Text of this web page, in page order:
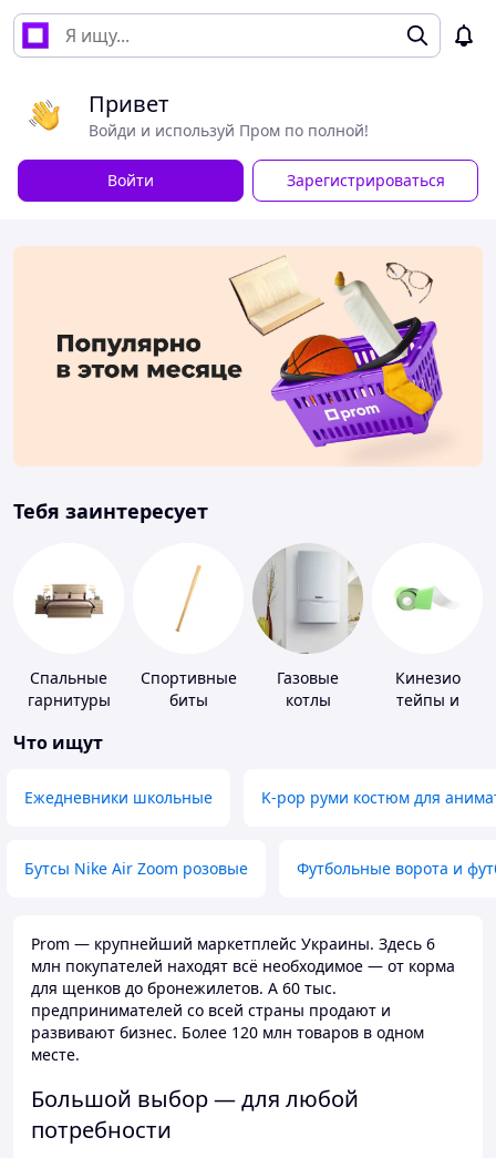
Привет
Войди и используй Пром по полной!
Войти Зарегистрироваться
Тебя заинтересует
Спальные
гарнитуры
Спортивные
биты
Газовые
котлы
Кинезио
тейпы и
Что ищут
Ежедневники школьные K-pop руми костюм для
Бутсы Nike Air Zoom розовые Футбольные ворота и
Prom — крупнейший маркетплейс Украины. Здесь 6
млн покупателей находят всё необходимое — от корма
для щенков до бронежилетов. А 60 тыс.
предпринимателей со всей страны продают и
развивают бизнес. Более 120 млн товаров в одном
месте.
Большой выбор — для любой
потребности